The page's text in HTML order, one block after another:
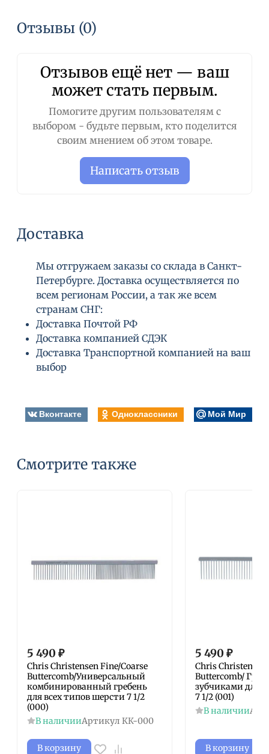
Отзывы (0)
Отзывов ещё нет — ваш
может стать первым.
Помогите другим пользователям с
выбором - будьте первым, кто поделится
своим мнением об этом товаре.
Написать отзыв
Доставка
Мы отгружаем заказы со склада в Санкт-
Петербурге. Доставка осуществляется по
всем регионам России, а так же всем
странам СНГ:
Доставка Почтой РФ
Доставка компанией СДЭК
Доставка Транспортной компанией на ваш
выбор
Вконтакте Одноклассники Мой Мир
Смотрите также
5 490 ₽
Chris Christensen Fine/Coarse
Buttercomb/Универсальный
комбинированный гребень
для всех типов шерсти 7 1/2
(000)
В наличииАртикул КК-000
В корзину
5 490 ₽
Chris Christensen
Buttercomb/
зубчиками для
7 1/2 (001)
В наличии
В корзину